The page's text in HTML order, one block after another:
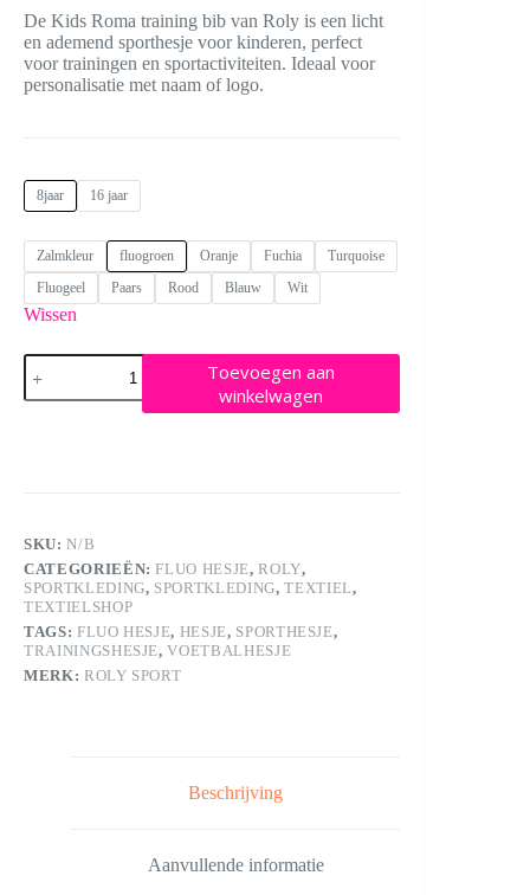
De Kids Roma training bib van Roly is een licht
en ademend sporthesje voor kinderen, perfect
voor trainingen en sportactiviteiten. Ideaal voor
personalisatie met naam of logo.
8jaar 16 jaar
Zalmkleur fluogroen Oranje Fuchia
Turquoise
Fluogeel
Paars Rood Blauw Wit
Wissen
Kids
Roma
Toevoegen aan
winkelwagen
SKU:N/B
CATEGORIEËN:FLUO HESJE,ROLY,
SPORTKLEDING, SPORTKLEDING,TEXTIEL,
TEXTIELSHOP
TAGS: FLUO HESJE, HESJE, SPORTHESJE,
TRAININGSHESJE,VOETBALHESJE
MERK: ROLY SPORT
Beschrijving
Aanvullende informatie